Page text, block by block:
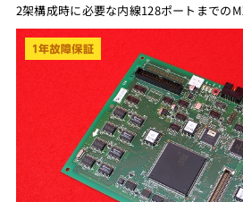
2架構成時に必要な内線128ポートまでの